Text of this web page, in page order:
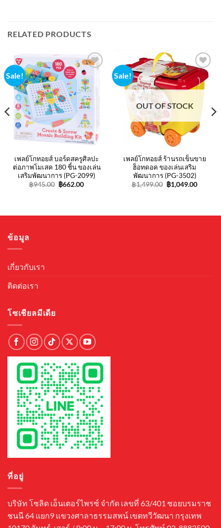
RELATED PRODUCTS
Sale!
Add to
wishlist
เพลย์โกทอยส์ บอร์ดสครูศิลปะ
ต่อภาพโมเสค 180 ชิ้น ของเล่น
เสริมพัฒนาการ (PG-2099)
฿945.00 Original
price
฿662.00Current
Sale!
Add to
wishlist
OUT OF STOCK
เพลย์โกทอยส์ ร้านรถเข็นขาย
ฮ็อทดอค ของเล่นเสริม
พัฒนาการ (PG-3502)
฿1,499.00 Original
price
฿1,049.00
ข้อมูล
เกี่ยวกับเรา
ติดต่อเรา
โซเชียลมีเดีย
ที่อยู่
บริษัท โซลิด เอ็นเตอร์ไพรซ์ จำกัด เลขที่ 63/401 ซอยบรมราช
ชนนี 64 แยก9 แขวงศาลาธรรมสพน์ เขตทวีวัฒนา กรุงเทพ